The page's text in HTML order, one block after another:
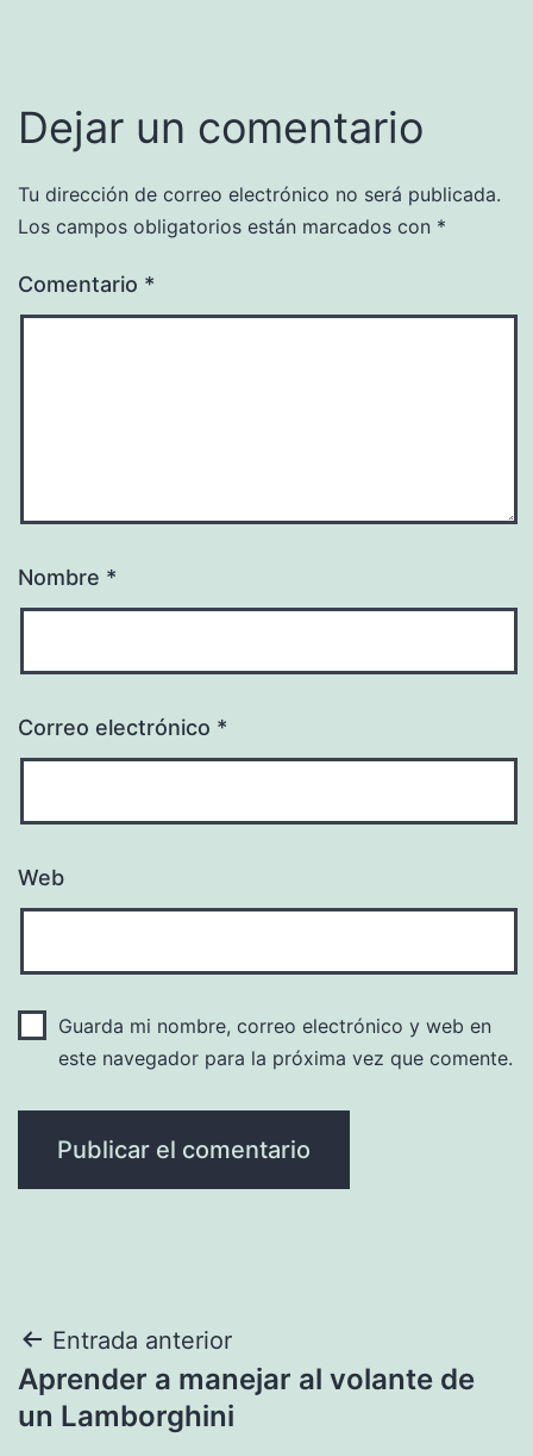
Dejar un comentario
Tu dirección de correo electrónico no será publicada.
Los campos obligatorios están marcados con *
Comentario *
Nombre *
Correo electrónico *
Web
Guarda mi nombre, correo electrónico y web en
este navegador para la próxima vez que comente.
Navegación
de
Entrada anterior
Aprender a manejar al volante de
un Lamborghini